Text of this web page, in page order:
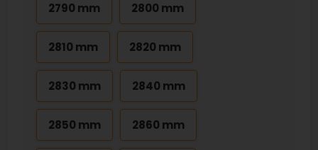
2790 mm 2800 mm
2810 mm 2820 mm
2830 mm 2840 mm
2850 mm 2860 mm